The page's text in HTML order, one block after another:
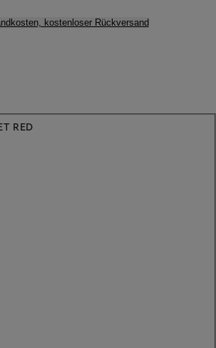
kostenloser Rückversand
REDAktuell nicht verfügbar